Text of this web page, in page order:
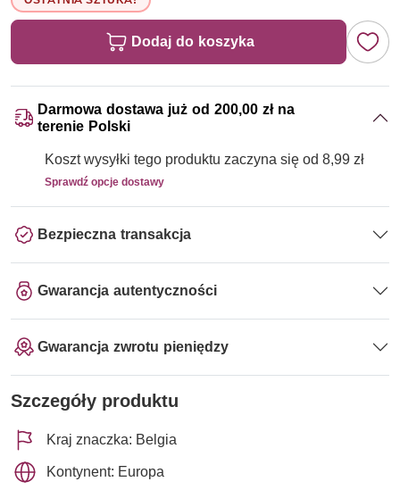
Dodaj do koszyka
Darmowa dostawa już od 200,00 zł na
terenie Polski
Koszt wysyłki tego produktu zaczyna się od 8,99 zł
Sprawdź opcje dostawy
Bezpieczna transakcja
Gwarancja autentyczności
Gwarancja zwrotu pieniędzy
Szczegóły produktu
Kraj znaczka: Belgia
Kontynent: Europa